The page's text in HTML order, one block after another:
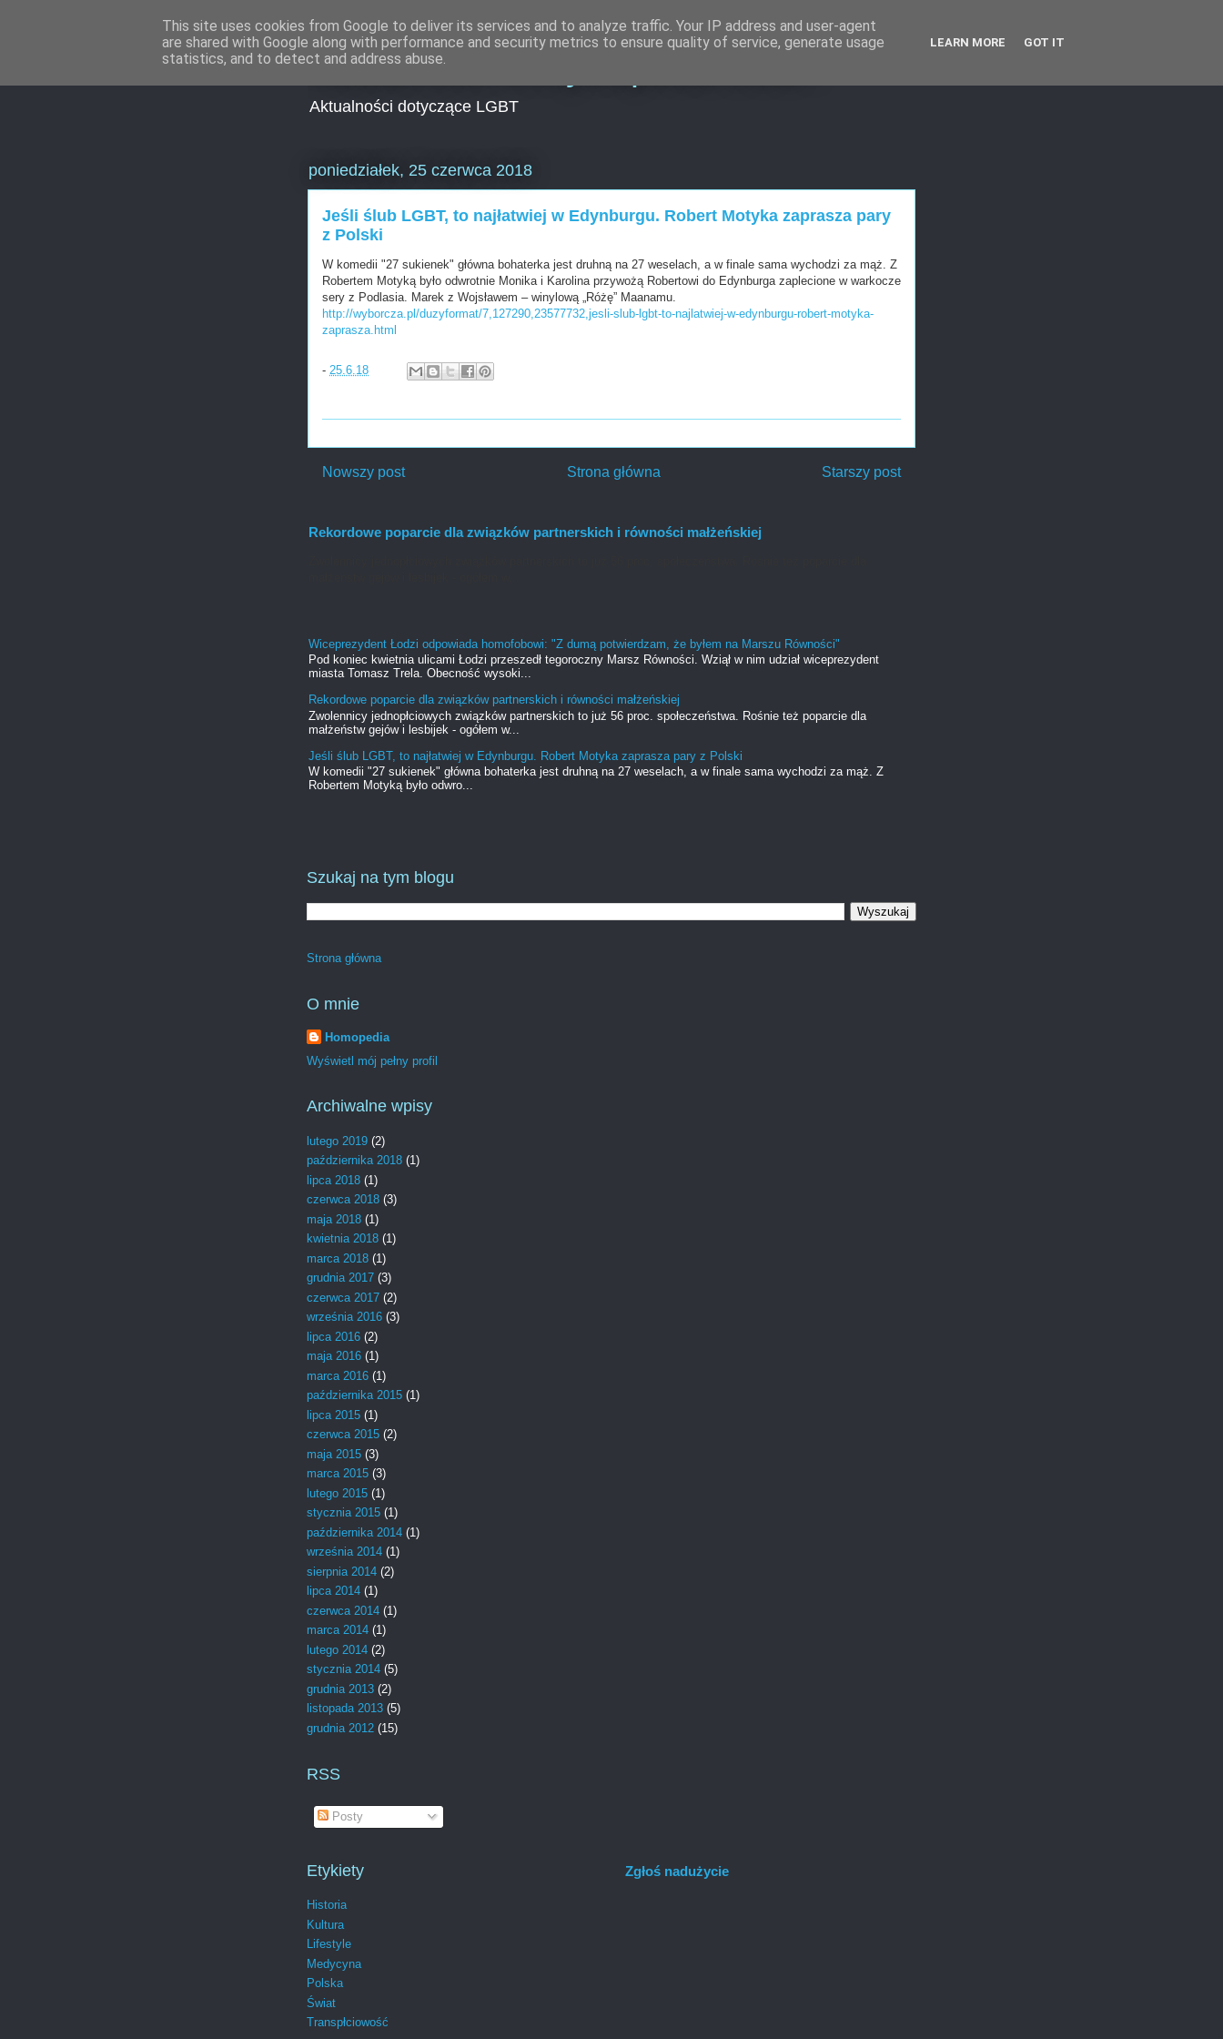
Aktualności Encyklopedia LGBT
Aktualności dotyczące LGBT
poniedziałek, 25 czerwca 2018
Jeśli ślub LGBT, to najłatwiej w Edynburgu. Robert Motyka zaprasza pary
z Polski
W komedii "27 sukienek" główna bohaterka jest druhną na 27 weselach, a w finale sama wychodzi za mąż. Z
Robertem Motyką było odwrotnie Monika i Karolina przywożą Robertowi do Edynburga zaplecione w warkocze
sery z Podlasia. Marek z Wojsławem – winylową „Różę” Maanamu.
http://wyborcza.pl/duzyformat/7,127290,23577732,jesli-slub-lgbt-to-najlatwiej-w-edynburgu-robert-motyka-
zaprasza.html
- 25.6.18
Nowszy post Starszy post
Strona główna
Rekordowe poparcie dla związków partnerskich i równości małżeńskiej
Wiceprezydent Łodzi odpowiada homofobowi: "Z dumą potwierdzam, że byłem na Marszu Równości"
Pod koniec kwietnia ulicami Łodzi przeszedł tegoroczny Marsz Równości. Wziął w nim udział wiceprezydent
miasta Tomasz Trela. Obecność wysoki...
Rekordowe poparcie dla związków partnerskich i równości małżeńskiej
Zwolennicy jednopłciowych związków partnerskich to już 56 proc. społeczeństwa. Rośnie też poparcie dla
małżeństw gejów i lesbijek - ogółem w...
Jeśli ślub LGBT, to najłatwiej w Edynburgu. Robert Motyka zaprasza pary z Polski
W komedii "27 sukienek" główna bohaterka jest druhną na 27 weselach, a w finale sama wychodzi za mąż. Z
Robertem Motyką było odwro...
Szukaj na tym blogu
Strona główna
O mnie
Homopedia
Wyświetl mój pełny profil
Archiwalne wpisy
lutego 2019 (2)
października 2018 (1)
lipca 2018 (1)
czerwca 2018 (3)
maja 2018 (1)
kwietnia 2018 (1)
marca 2018 (1)
grudnia 2017 (3)
czerwca 2017 (2)
września 2016 (3)
lipca 2016 (2)
maja 2016 (1)
marca 2016 (1)
października 2015 (1)
lipca 2015 (1)
czerwca 2015 (2)
maja 2015 (3)
marca 2015 (3)
lutego 2015 (1)
stycznia 2015 (1)
października 2014 (1)
września 2014 (1)
sierpnia 2014 (2)
lipca 2014 (1)
czerwca 2014 (1)
marca 2014 (1)
lutego 2014 (2)
stycznia 2014 (5)
grudnia 2013 (2)
listopada 2013 (5)
grudnia 2012 (15)
RSS
Posty
Etykiety
Historia
Kultura
Lifestyle
Medycyna
Polska
Świat
Transpłciowość
Zgłoś nadużycie
This site uses cookies from Google to deliver its services and to analyze traffic. Your IP address and user-agent
are shared with Google along with performance and security metrics to ensure quality of service, generate usage
statistics, and to detect and address abuse.
LEARN MORE GOT IT